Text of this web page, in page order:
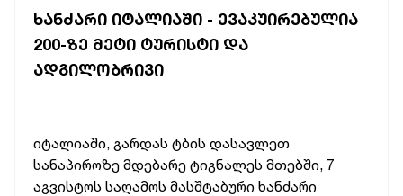
ᲮᲐᲜᲫᲐᲠᲘ ᲘᲢᲐᲚᲘᲐᲨᲘ - ᲔᲕᲐᲙᲣᲘᲠᲔᲑᲣᲚᲘᲐ
200-ᲖᲔ ᲛᲔᲢᲘ ᲢᲣᲠᲘᲡᲢᲘ ᲓᲐ
ᲐᲓᲒᲘᲚᲝᲑᲠᲘᲕᲘ
იტალიაში, გარდას ტბის დასავლეთ
სანაპიროზე მდებარე ტიგნალეს მთებში, 7
აგვისტოს საღამოს მასშტაბური ხანძარი